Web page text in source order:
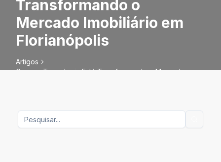
Transformando o
Mercado Imobiliário em
Florianópolis
Artigos
Como a Tecnologia Está Transformando o Mercado